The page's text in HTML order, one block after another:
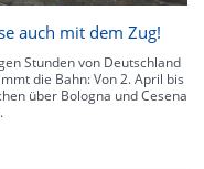
auch mit dem Zug!
Stunden von Deutschland
die Bahn: Von 2. April bis
über Bologna und Cesena